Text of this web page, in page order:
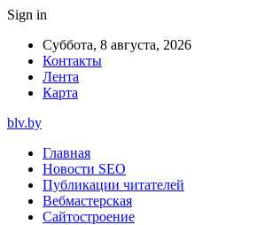
Sign in
Суббота, 8 августа, 2026
Контакты
Лента
Карта
blv.by
Главная
Новости SEO
Публикации читателей
Вебмастерская
Сайтостроение